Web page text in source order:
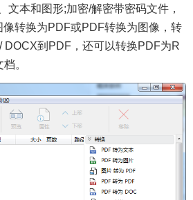
文本和图形;加密/解密带密码文件，
转换为PDF或PDF转换为图像，转
DOCX到PDF，还可以转换PDF为R
。